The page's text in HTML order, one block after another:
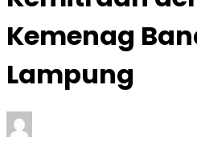
Kemenag
Lampung